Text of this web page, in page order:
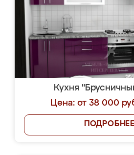
Кухня
Цена: от 38 000
ПОДРОБНЕЕ